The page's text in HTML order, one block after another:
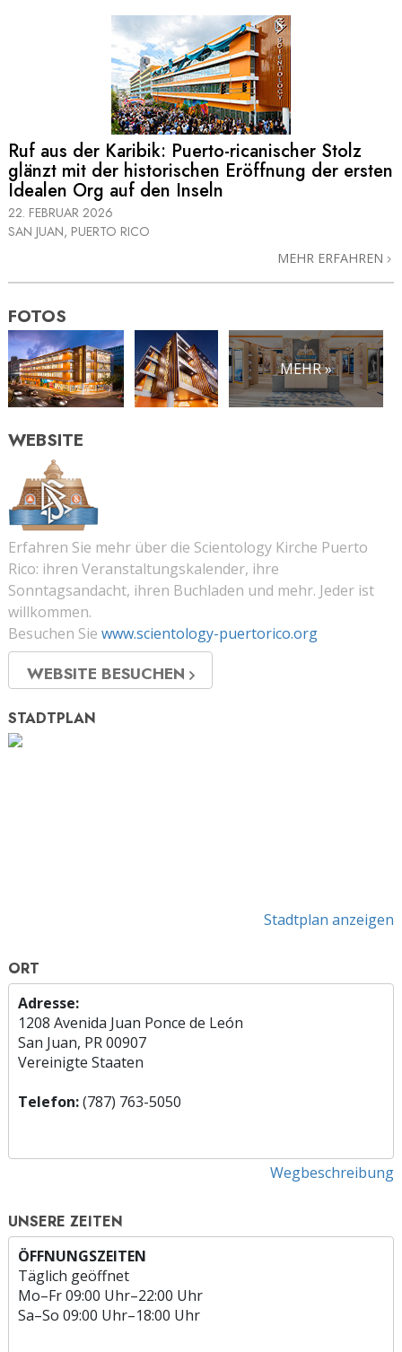
Ruf aus der Karibik: Puerto-ricanischer Stolz
glänzt mit der historischen Eröffnung der ersten
Idealen Org auf den Inseln
22. FEBRUAR 2026
SAN JUAN, PUERTO RICO
MEHR ERFAHREN
FOTOS
MEHR »
WEBSITE
Erfahren Sie mehr über die Scientology Kirche Puerto
Rico: ihren Veranstaltungskalender, ihre
Sonntagsandacht, ihren Buchladen und mehr. Jeder ist
willkommen.
Besuchen Sie www.scientology-puertorico.org
WEBSITE BESUCHEN
STADTPLAN
Stadtplan anzeigen
ORT
Adresse:
1208 Avenida Juan Ponce de León
San Juan, PR 00907
Vereinigte Staaten
Telefon:(787) 763-5050
Wegbeschreibung
UNSERE ZEITEN
ÖFFNUNGSZEITEN
Täglich geöffnet
Mo–Fr09:00 Uhr–22:00 Uhr
Sa–So 09:00 Uhr–18:00 Uhr